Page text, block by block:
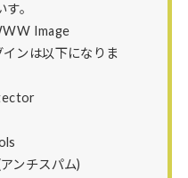
。
Image
ンは以下になりま
ンチスパム)